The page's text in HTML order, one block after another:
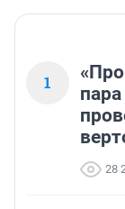
1
28